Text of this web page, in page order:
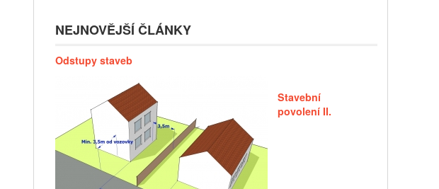
NEJNOVĚJŠÍ ČLÁNKY
Odstupy staveb
Stavební
povolení II.